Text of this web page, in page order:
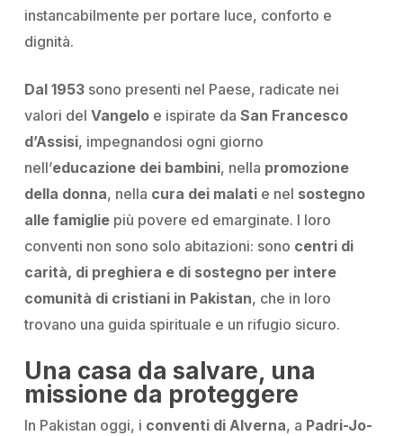
instancabilmente per portare luce, conforto e
dignità.
Dal 1953 sono presenti nel Paese, radicate nei
valori del Vangelo e ispirate daSan Francesco
d’Assisi, impegnandosi ogni giorno
nell’educazione dei bambini, nella promozione
della donna, nella cura dei malati e nel sostegno
alle famiglie più povere ed emarginate. I loro
conventi non sono solo abitazioni: sono centri di
carità, di preghiera e di sostegno per intere
comunità di cristiani in Pakistan, che in loro
trovano una guida spirituale e un rifugio sicuro.
Una casa da salvare, una
missione da proteggere
In Pakistan oggi, i conventi di Alverna, a Padri-Jo-